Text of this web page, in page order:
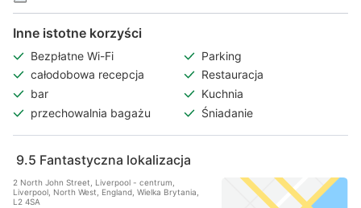
Inne istotne korzyści
Bezpłatne Wi-Fi
Parking
całodobowa recepcja
Restauracja
bar
Kuchnia
przechowalnia bagażu
Śniadanie
9.5 Fantastyczna lokalizacja
2 North John Street, Liverpool - centrum,
Liverpool, North West, England, Wielka Brytania,
L2 4SA